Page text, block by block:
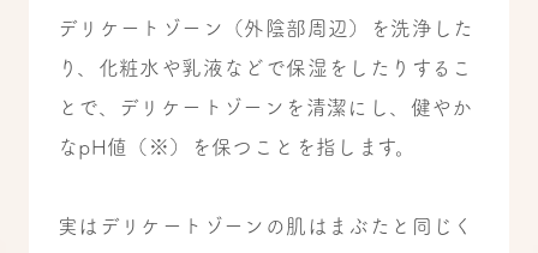
デリケートゾーン（外陰部周辺）を洗浄した
り、化粧水や乳液などで保湿をしたりするこ
とで、デリケートゾーンを清潔にし、健やか
なpH値（※）を保つことを指します。
実はデリケートゾーンの肌はまぶたと同じく